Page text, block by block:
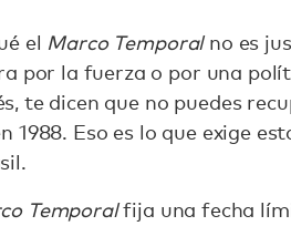
el Marco Temporalno es
por la fuerza o por una
te dicen que no puedes
1988. Eso es lo que exige
Temporalfija una fecha